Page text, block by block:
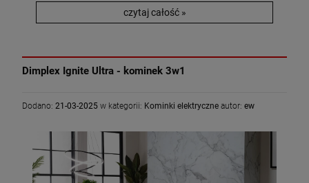
czytaj całość »
Dimplex Ignite Ultra - kominek 3w1
Dodano: 21-03-2025 w kategorii: Kominki elektryczne autor: ew